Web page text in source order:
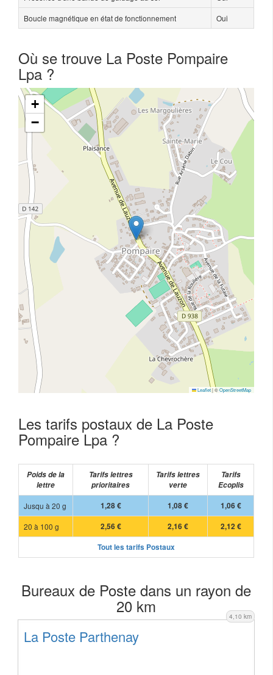
Boucle magnétique en état de fonctionnement
Oui
Où se trouve La Poste Pompaire
Lpa ?
+
−
Leaflet|©OpenStreetMap
Les tarifs postaux de La Poste
Pompaire Lpa ?
Poids de la
lettre
Tarifs lettres
prioritaires
Tarifs lettres
verte
Tarifs
Ecoplis
Jusqu à 20 g
1,28 € 1,08 €
1,06 €
20 à 100 g
2,56 € 2,16 €
2,12 €
Tout les tarifs Postaux
Bureaux de Poste dans un rayon de
20 km 4,10 km
La Poste Parthenay